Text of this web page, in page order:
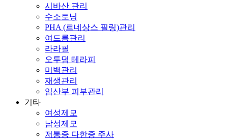
시바산 관리
수소토닝
PHA (르네상스 필링)관리
여드름관리
라라필
오투덤 테라피
미백관리
재생관리
임산부 피부관리
기타
여성제모
남성제모
저통증 다한증 주사